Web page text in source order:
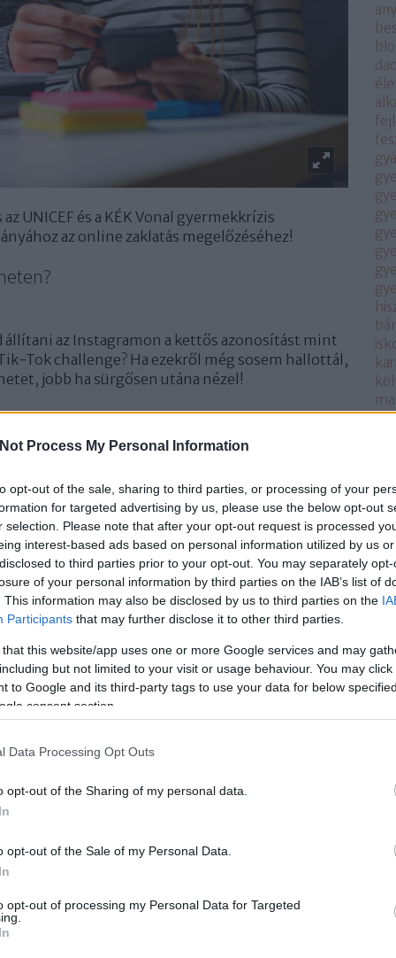
Process My Personal Information
opt-out of the sale, sharing to third parties, or processing of your
for targeted advertising by us, please use the below opt-out
selection. Please note that after your opt-out request is processed
interest-based ads based on personal information utilized by us
to third parties prior to your opt-out. You may separately
of your personal information by third parties on the IAB’s list of
This information may also be disclosed by us to third parties on the
Participants that may further disclose it to other third parties.
that this website/app uses one or more Google services and may
but not limited to your visit or usage behaviour. You may
to Google and its third-party tags to use your data for below
consent section.
Data Processing Opt Outs
opt-out of the Sharing of my personal data.
opt-out of the Sale of my Personal Data.
opt-out of processing my Personal Data for Targeted
UNICEF és a KÉK Vonal gyermekkrízis
az online zaklatás megelőzéséhez!
állítani az Instagramon a kettős azonosítást mint
Tok challenge? Ha ezekről még sosem hallottál,
jobb ha sürgősen utána nézel!
büszkén a szülők, hogy ők bizony nem is tudják
nem használják az internetet. Viszont a
felé, úgy szeretnék egyre inkább kipróbálni a
De már kiskamaszként is ciki, ha nem
játékokat vagy nincs Tik-Tok
ban azt hinni, hogy teljesen eltiltható a gyerek
a kezdetektől közösen megtanulni a
meg te a használatát. Hívd fel a figyelmét a
üzenet. telepítsétek együtt a Messengert
szeretne. Ha eddig nem tetted, ismerd meg a
alkalmazhattok, hogy megvédjétek a fiókot
Állítsátok be teljesen privátra a gyerek
miket küldhet el a partnerének és milyen
oldalán. Muszáj már a legelső lépések között
lehet az internet és hogyan élhetnek vissza
el használni a gyerek, közös megbeszélésetek
saját korhatár korlátozását!
és a bizalom legyen! Ha a kezdetektől így
beavat a gyereked az online életébe,
inkább tiltod valamitől a kamaszodó